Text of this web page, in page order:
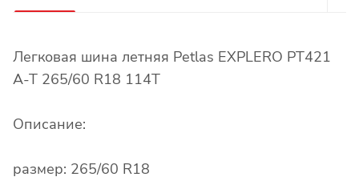
Легковая шина летняя Petlas EXPLERO PT421
A-T 265/60 R18 114T
Описание:
размер: 265/60 R18